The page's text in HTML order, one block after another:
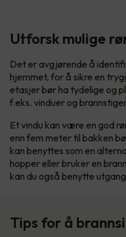
Utforsk mulige
Det er avgjørende å
hjemmet, for å sikre en
etasjer bør ha tydelige og
f.eks. vinduer og
Et vindu kan være en god
enn fem meter til bakken
kan benyttes som en
hopper eller bruker en
kan du også benytte
Tips for å